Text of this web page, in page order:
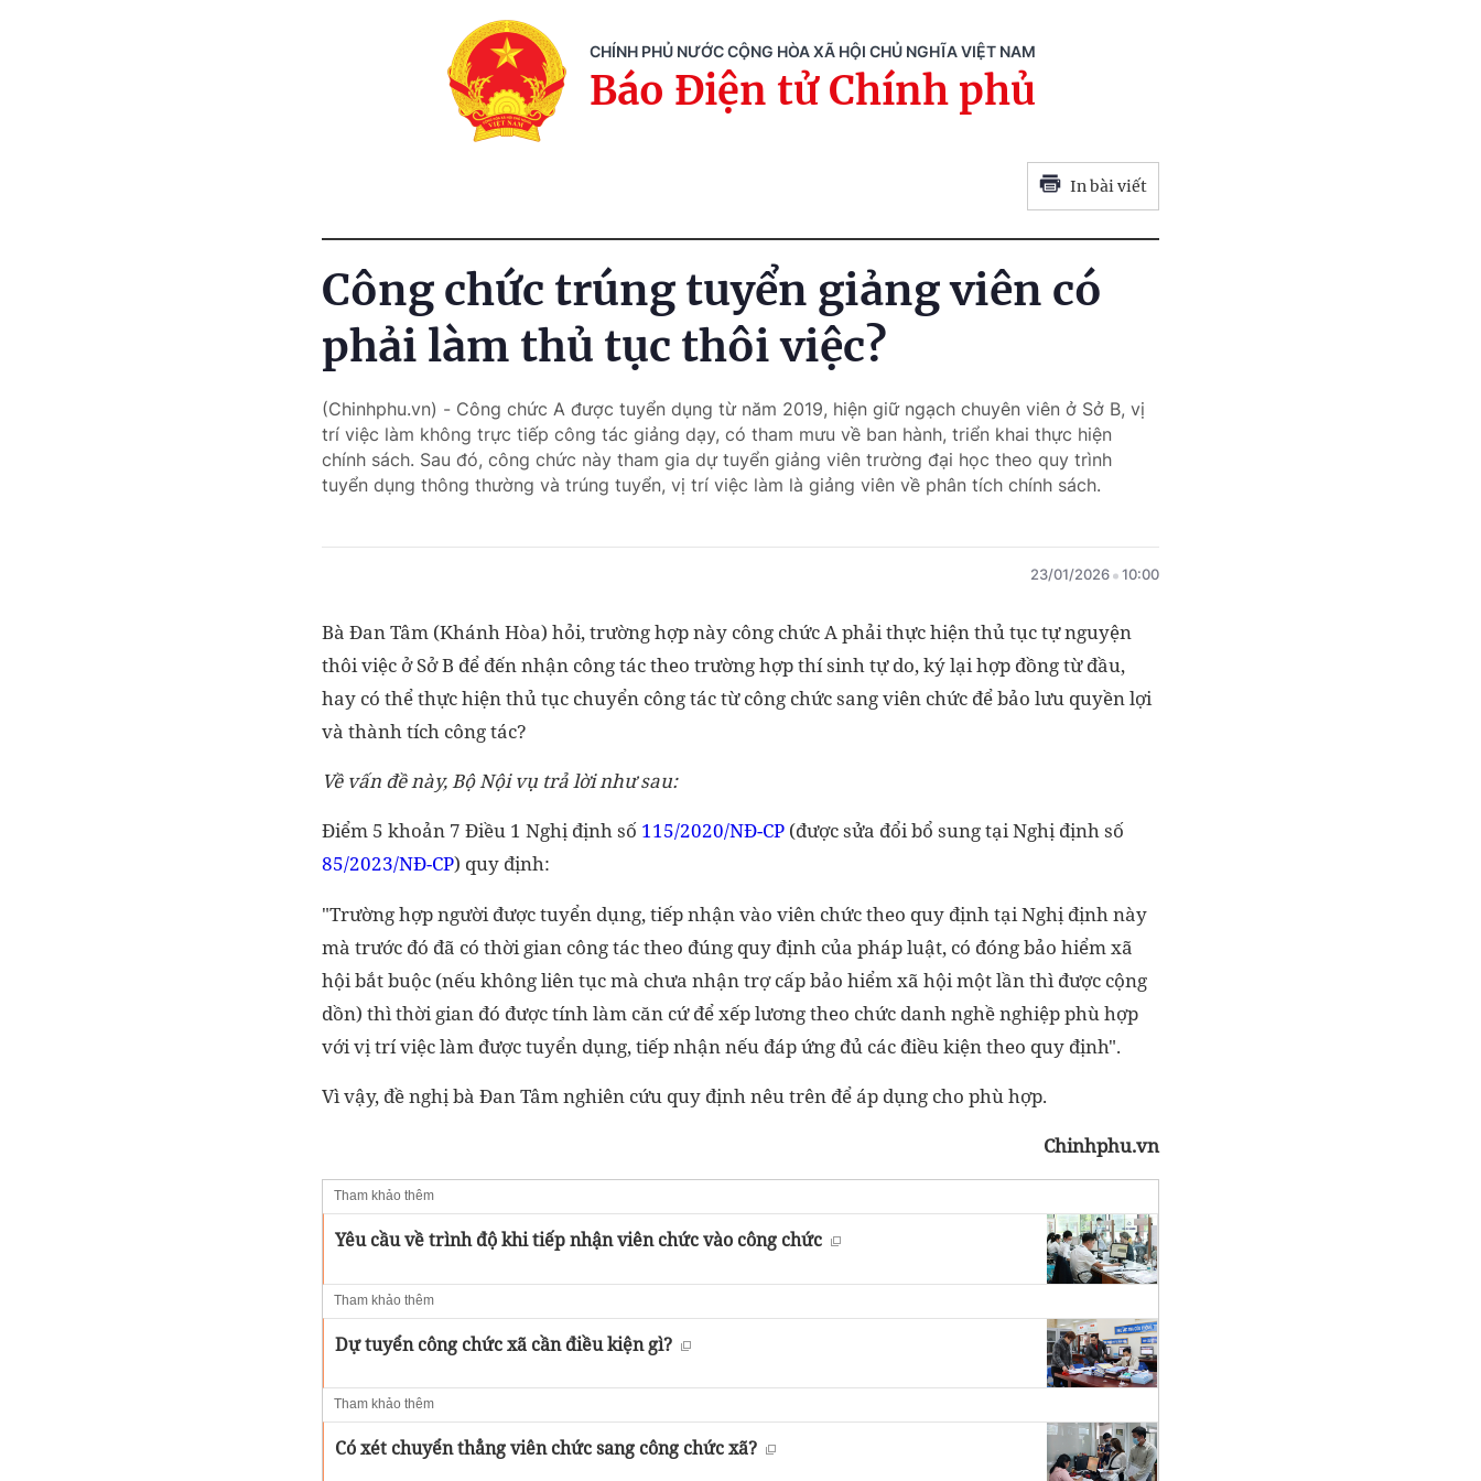
CHÍNH PHỦ NƯỚC CỘNG HÒA XÃ HỘI CHỦ NGHĨA VIỆT NAM
Báo Điện tử Chính phủ
In bài viết
Công chức trúng tuyển giảng viên có
phải làm thủ tục thôi việc?
(Chinhphu.vn) - Công chức A được tuyển dụng từ năm 2019, hiện giữ ngạch chuyên viên ở Sở B, vị
trí việc làm không trực tiếp công tác giảng dạy, có tham mưu về ban hành, triển khai thực hiện
chính sách. Sau đó, công chức này tham gia dự tuyển giảng viên trường đại học theo quy trình
tuyển dụng thông thường và trúng tuyển, vị trí việc làm là giảng viên về phân tích chính sách.
23/01/2026 10:00
Bà Đan Tâm (Khánh Hòa) hỏi, trường hợp này công chức A phải thực hiện thủ tục tự nguyện
thôi việc ở Sở B để đến nhận công tác theo trường hợp thí sinh tự do, ký lại hợp đồng từ đầu,
hay có thể thực hiện thủ tục chuyển công tác từ công chức sang viên chức để bảo lưu quyền lợi
và thành tích công tác?
Về vấn đề này, Bộ Nội vụ trả lời như sau:
Điểm 5 khoản 7 Điều 1 Nghị định số 115/2020/NĐ-CP (được sửa đổi bổ sung tại Nghị định số
85/2023/NĐ-CP) quy định:
"Trường hợp người được tuyển dụng, tiếp nhận vào viên chức theo quy định tại Nghị định này
mà trước đó đã có thời gian công tác theo đúng quy định của pháp luật, có đóng bảo hiểm xã
hội bắt buộc (nếu không liên tục mà chưa nhận trợ cấp bảo hiểm xã hội một lần thì được cộng
dồn) thì thời gian đó được tính làm căn cứ để xếp lương theo chức danh nghề nghiệp phù hợp
với vị trí việc làm được tuyển dụng, tiếp nhận nếu đáp ứng đủ các điều kiện theo quy định".
Vì vậy, đề nghị bà Đan Tâm nghiên cứu quy định nêu trên để áp dụng cho phù hợp.
Chinhphu.vn
Tham khảo thêm
Yêu cầu về trình độ khi tiếp nhận viên chức vào công chức
Tham khảo thêm
Dự tuyển công chức xã cần điều kiện gì?
Tham khảo thêm
Có xét chuyển thẳng viên chức sang công chức xã?